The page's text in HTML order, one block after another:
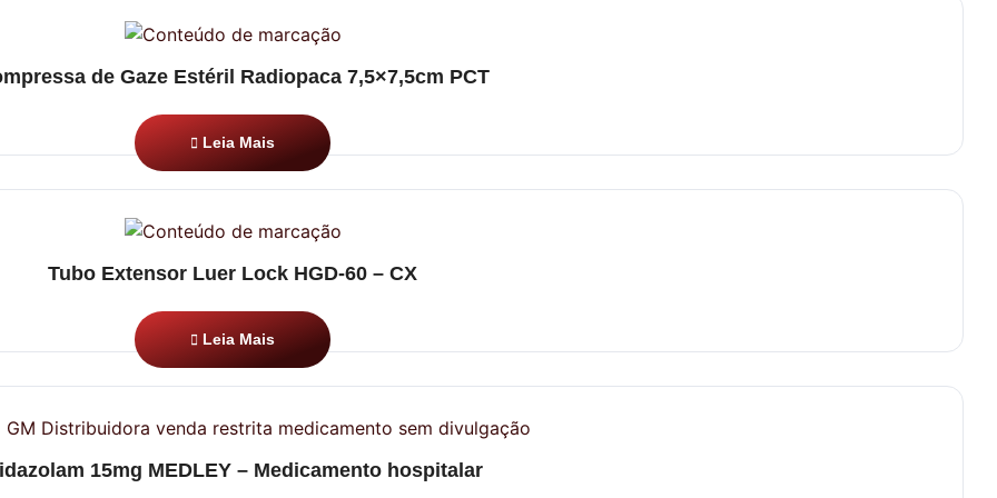
de Gaze Estéril Radiopaca 7,5×7,5cm PCT
Leia Mais
Tubo Extensor Luer Lock HGD-60 – CX
Leia Mais
15mg MEDLEY – Medicamento hospitalar